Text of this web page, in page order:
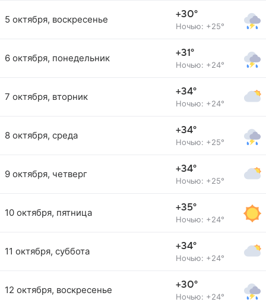
5 октября, воскресенье +30°
Ночью: +25°
6 октября, понедельник +31°
Ночью: +24°
7 октября, вторник +34°
Ночью: +24°
8 октября, среда +34°
Ночью: +25°
9 октября, четверг +34°
Ночью: +25°
10 октября, пятница +35°
Ночью: +24°
11 октября, суббота +34°
Ночью: +24°
12 октября, воскресенье +30°
Ночью: +24°